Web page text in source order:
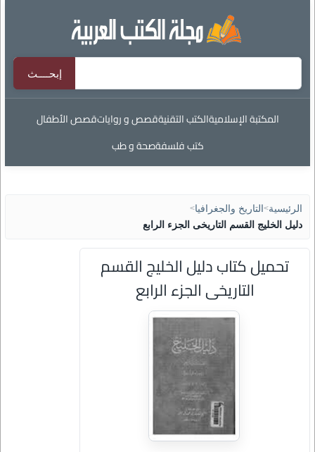
المكتبة الإسلاميةالكتب التقنيةقصص و رواياتقصص الأطفال
كتب فلسفةصحة و طب
الرئيسية> التاريخ والجغرافيا>
دليل الخليج القسم التاريخى الجزء الرابع
تحميل كتاب دليل الخليج القسم
التاريخى الجزء الرابع